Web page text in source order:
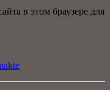
в этом браузере для